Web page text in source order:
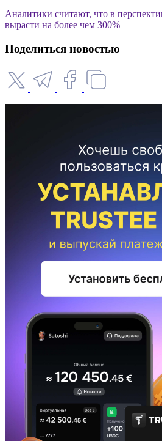
Аналитики считают, что в
вырасти на более чем 300%
Поделиться новостью